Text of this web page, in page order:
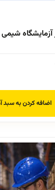
آزمایشگاه
اضافه کردن به سبد